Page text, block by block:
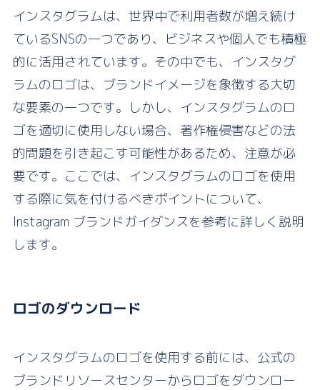
インスタグラムは、世界中で利用者数が増え続け
ているSNSの一つであり、ビジネスや個人でも積極
的に活用されています。その中でも、インスタグ
ラムのロゴは、ブランドイメージを象徴する大切
な要素の一つです。しかし、インスタグラムのロ
ゴを適切に使用しない場合、著作権侵害などの法
的問題を引き起こす可能性があるため、注意が必
要です。ここでは、インスタグラムのロゴを使用
する際に気を付けるべきポイントについて、
Instagram ブランドガイダンスを参考に詳しく説明
します。
ロゴのダウンロード
インスタグラムのロゴを使用する前には、公式の
ブランドリソースセンターからロゴをダウンロー